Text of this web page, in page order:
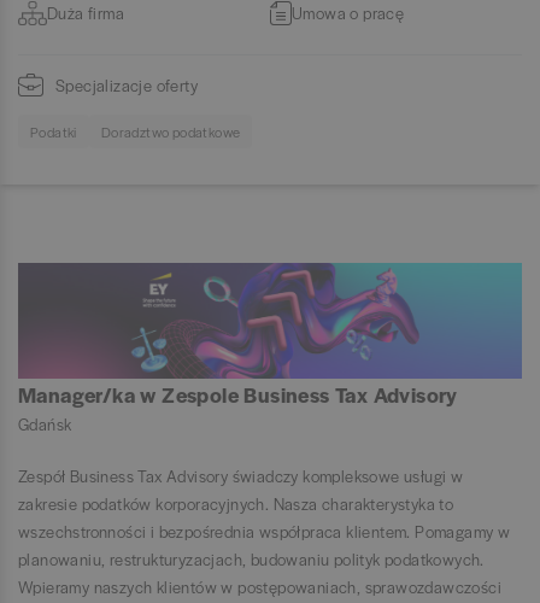
Duża firma Umowa o pracę
Specjalizacje oferty
Podatki Doradztwo podatkowe
Manager/ka w Zespole Business Tax Advisory
Gdańsk
Zespół Business Tax Advisory świadczy kompleksowe usługi w
zakresie podatków korporacyjnych. Nasza charakterystyka to
wszechstronności i bezpośrednia współpraca klientem. Pomagamy w
planowaniu, restrukturyzacjach, budowaniu polityk podatkowych.
Wpieramy naszych klientów w postępowaniach, sprawozdawczości